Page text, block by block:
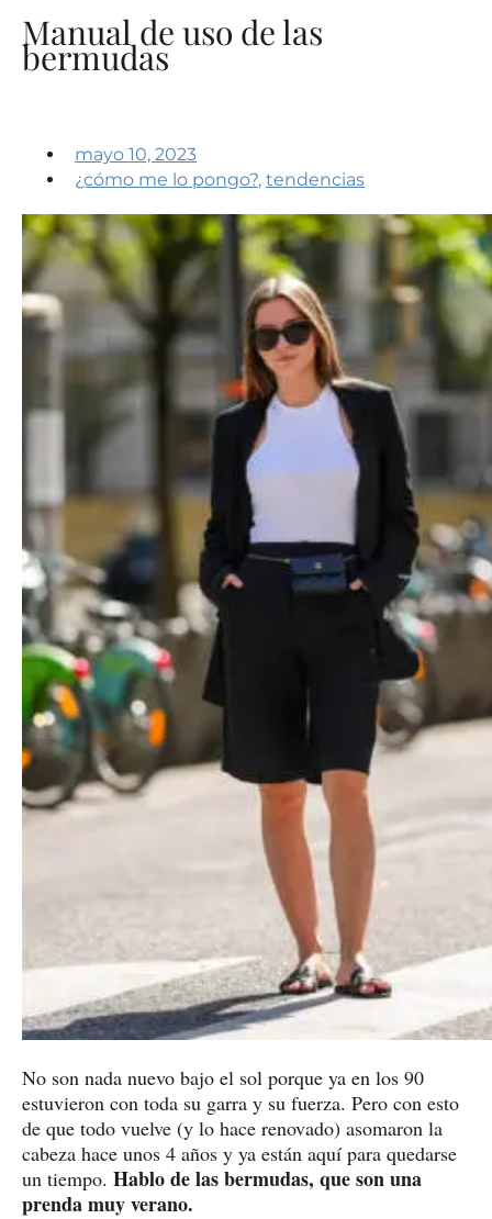
Manual de uso de las
bermudas
mayo 10, 2023
¿cómo me lo pongo?, tendencias
No son nada nuevo bajo el sol porque ya en los 90
estuvieron con toda su garra y su fuerza. Pero con esto
de que todo vuelve (y lo hace renovado) asomaron la
cabeza hace unos 4 años y ya están aquí para quedarse
un tiempo. Hablo de las bermudas, que son una
prenda muy verano.